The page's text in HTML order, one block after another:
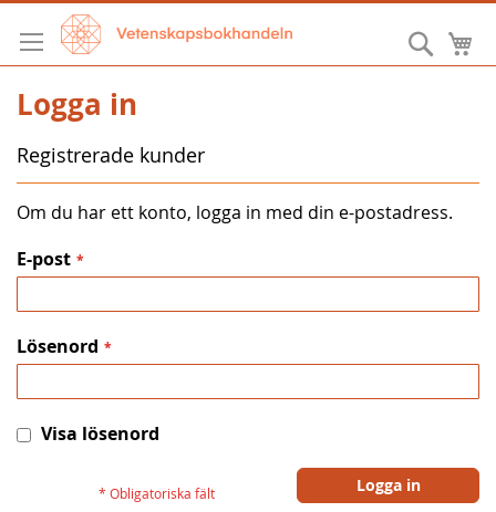
Hoppa
till
innehållet
Sök
Logga in
Registrerade kunder
Om du har ett konto, logga in med din e-postadress.
E-post
Lösenord
Visa lösenord
Logga in